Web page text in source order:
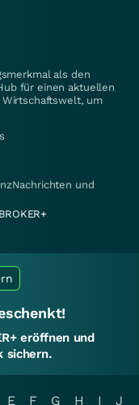
als den
für einen aktuellen
um
und
eröffnen und
sichern.
E F G H I
J